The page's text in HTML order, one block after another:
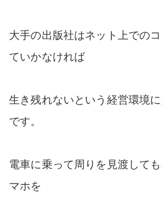
大手の出版社はネット上での
ていかなければ
生き残れないという経営環境
です。
電車に乗って周りを見渡して
マホを